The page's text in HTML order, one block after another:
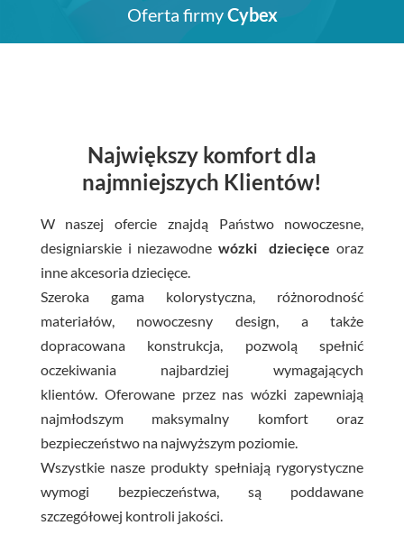
Oferta firmyCybex
Największy komfort dla
najmniejszych Klientów!
W naszej ofercie znajdą Państwo nowoczesne,
designiarskie i niezawodne wózki dziecięce oraz
inne akcesoria dziecięce.
Szeroka gama kolorystyczna, różnorodność
materiałów, nowoczesny design, a także
dopracowana konstrukcja, pozwolą spełnić
oczekiwania najbardziej wymagających
klientów. Oferowane przez nas wózki zapewniają
najmłodszym maksymalny komfort oraz
bezpieczeństwo na najwyższym poziomie.
Wszystkie nasze produkty spełniają rygorystyczne
wymogi bezpieczeństwa, są poddawane
szczegółowej kontroli jakości.